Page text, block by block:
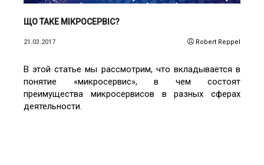
ЩО ТАКЕ МІКРОСЕРВІС?
21.03.2017 Robert Reppel
В этой статье мы рассмотрим, что вкладывается в
понятие «микросервис», в чем состоят
преимущества микросервисов в разных сферах
деятельности.